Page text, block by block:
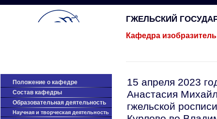
ГЖЕЛЬСКИЙ
Кафедра
Положение о кафедре
Cостав кафедры
Образовательная деятельность
Научная и творческая деятельность
15 апреля 2023
Анастасия
гжельской